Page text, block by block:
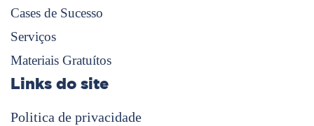
Cases de Sucesso
Serviços
Materiais Gratuítos
Links do site
Politica de privacidade